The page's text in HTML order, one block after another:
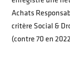
Achats
critère Social &
(contre 70 en